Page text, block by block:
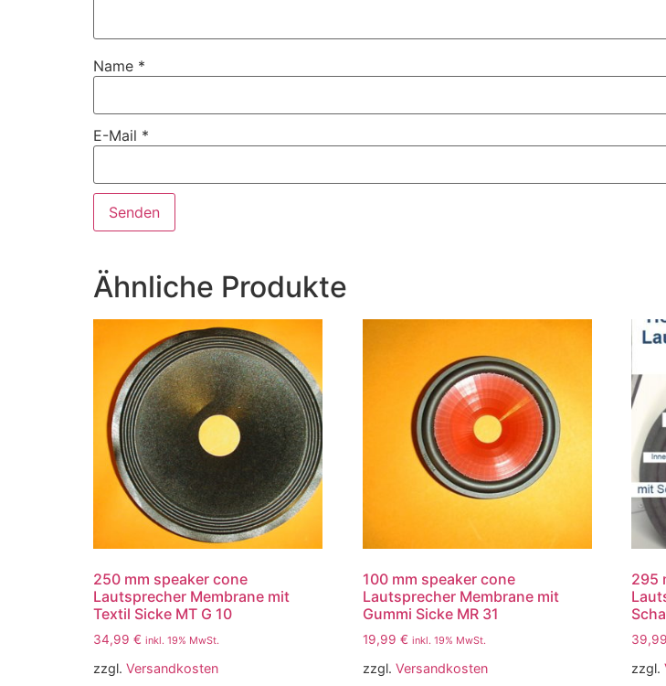
Name *
E-Mail *
Ähnliche Produkte
250 mm speaker cone
Lautsprecher Membrane mit
Textil Sicke MT G 10
34,99 € inkl. 19% MwSt.
zzgl. Versandkosten
100 mm speaker cone
Lautsprecher Membrane mit
Gummi Sicke MR 31
19,99 € inkl. 19% MwSt.
zzgl. Versandkosten
295
zzgl.